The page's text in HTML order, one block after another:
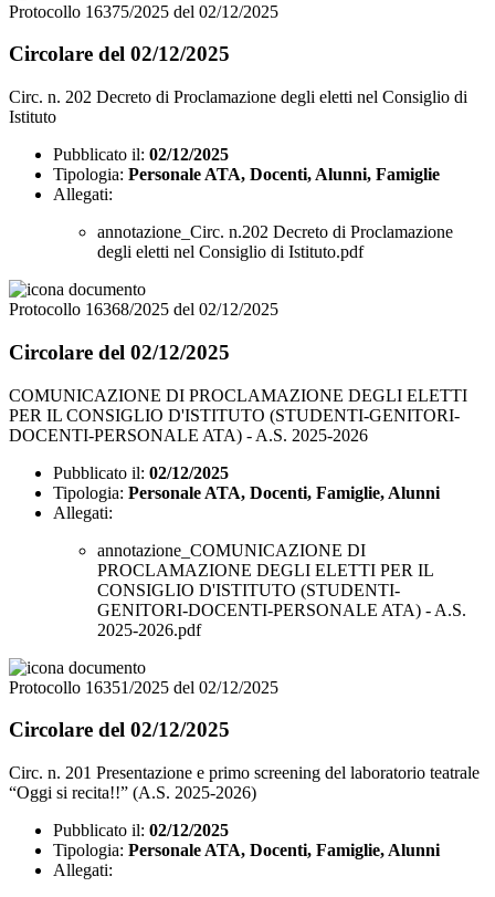
Protocollo 16375/2025 del 02/12/2025
Circolare del 02/12/2025
Circ. n. 202 Decreto di Proclamazione degli eletti nel Consiglio di
Istituto
Pubblicato il: 02/12/2025
Tipologia: Personale ATA, Docenti, Alunni, Famiglie
Allegati:
annotazione_Circ. n.202 Decreto di Proclamazione
degli eletti nel Consiglio di Istituto.pdf
Protocollo 16368/2025 del 02/12/2025
Circolare del 02/12/2025
COMUNICAZIONE DI PROCLAMAZIONE DEGLI ELETTI
PER IL CONSIGLIO D'ISTITUTO (STUDENTI-GENITORI-
DOCENTI-PERSONALE ATA) - A.S. 2025-2026
Pubblicato il: 02/12/2025
Tipologia: Personale ATA, Docenti, Famiglie, Alunni
Allegati:
annotazione_COMUNICAZIONE DI
PROCLAMAZIONE DEGLI ELETTI PER IL
CONSIGLIO D'ISTITUTO (STUDENTI-
GENITORI-DOCENTI-PERSONALE ATA) - A.S.
2025-2026.pdf
Protocollo 16351/2025 del 02/12/2025
Circolare del 02/12/2025
Circ. n. 201 Presentazione e primo screening del laboratorio teatrale
“Oggi si recita!!” (A.S. 2025-2026)
Pubblicato il: 02/12/2025
Tipologia: Personale ATA, Docenti, Famiglie, Alunni
Allegati: